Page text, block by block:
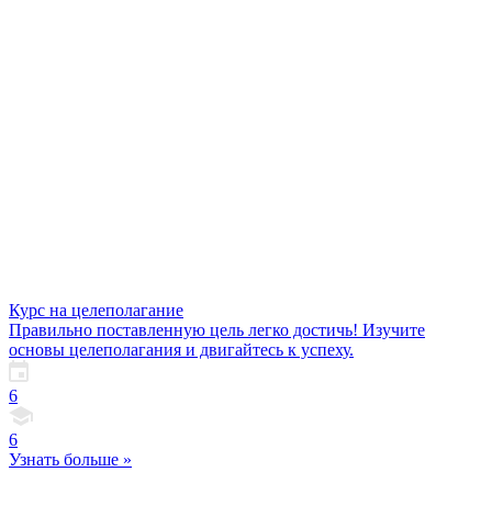
Курс на целеполагание
Правильно поставленную цель легко достичь! Изучите
основы целеполагания и двигайтесь к успеху.
6
6
Узнать больше »